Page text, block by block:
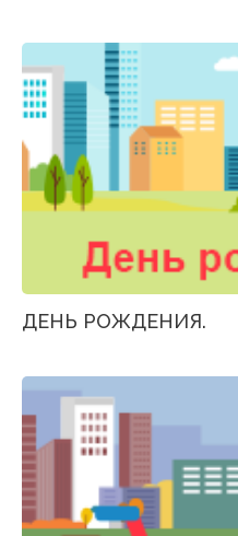
ДЕНЬ РОЖДЕНИЯ.